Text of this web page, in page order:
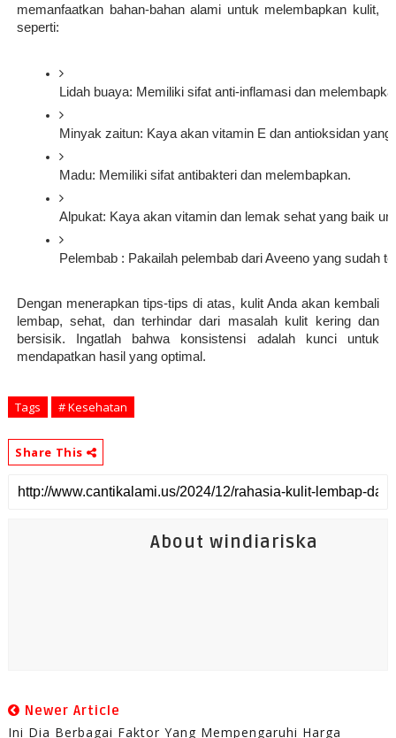
memanfaatkan bahan-bahan alami untuk melembapkan kulit,
seperti:
Lidah buaya: Memiliki sifat anti-inflamasi dan
Minyak zaitun: Kaya akan vitamin E dan antioksidan yang
Madu: Memiliki sifat antibakteri dan melembapkan.
Alpukat: Kaya akan vitamin dan lemak sehat yang baik
Pelembab : Pakailah pelembab dari Aveeno yang sudah
Dengan menerapkan tips-tips di atas, kulit Anda akan kembali
lembap, sehat, dan terhindar dari masalah kulit kering dan
bersisik. Ingatlah bahwa konsistensi adalah kunci untuk
mendapatkan hasil yang optimal.
Tags # Kesehatan
Share This
About windiariska
Newer Article
Ini Dia Berbagai Faktor Yang Mempengaruhi Harga